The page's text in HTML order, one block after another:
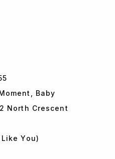
Baby
North Crescent
You)